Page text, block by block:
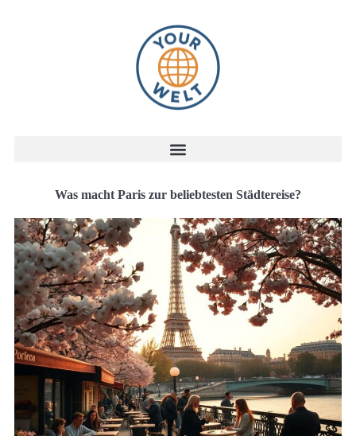
Was macht Paris zur beliebtesten Städtereise?